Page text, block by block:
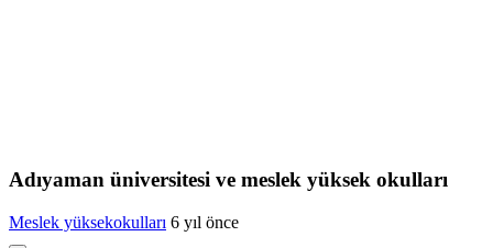
Adıyaman üniversitesi ve meslek yüksek okulları
Meslek yüksekokulları 6 yıl önce